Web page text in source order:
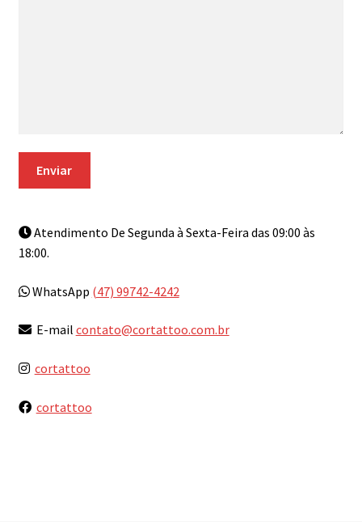
Atendimento De Segunda à Sexta-Feira das 09:00 às
18:00.
WhatsApp (47) 99742-4242
E-mail contato@cortattoo.com.br
cortattoo
cortattoo